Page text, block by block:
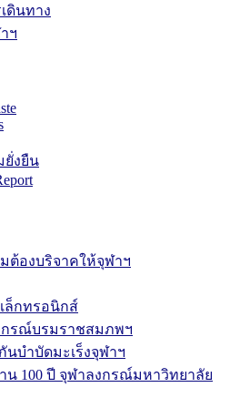
ดินทาง
ฯ
ยั่งยืน
ต้องบริจาคให้จุฬาฯ
ล็กทรอนิกส์
กรณ์บรมราชสมภพฯ
บำบัดมะเร็งจุฬาฯ
น 100 ปี จุฬาลงกรณ์มหาวิทยาลัย